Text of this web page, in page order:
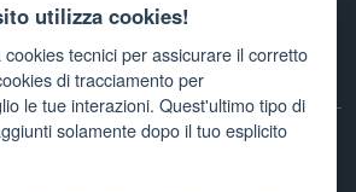
utilizza cookies!
tecnici per assicurare il corretto
di tracciamento per
le tue interazioni. Quest'ultimo tipo di
solamente dopo il tuo esplicito